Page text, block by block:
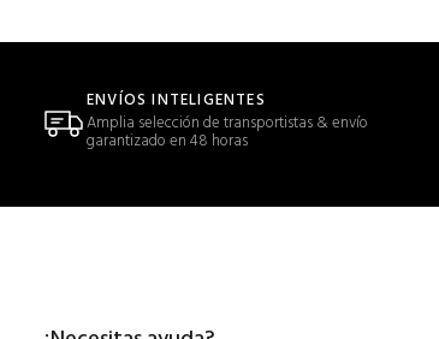
ENVÍOS INTELIGENTES
Amplia selección de transportistas & envío
garantizado en 48 horas